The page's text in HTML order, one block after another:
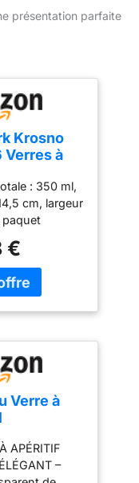
présentation parfaite
Krosno
Verres à
Verres à
De Forme
Au
Avec
6 x
: 350 ml,
cm, largeur
paquet
motif poncé
UE Haute
€
Verre à
Verre
Highball
APÉRITIF
–